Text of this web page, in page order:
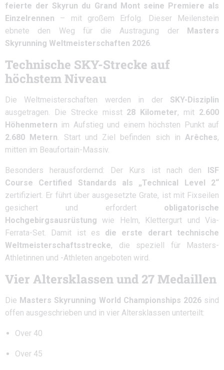
feierte der Skyrun du Grand Mont seine Premiere als
Einzelrennen – mit großem Erfolg. Dieser Meilenstein
ebnete den Weg für die Austragung der Masters
Skyrunning Weltmeisterschaften 2026.
Technische SKY-Strecke auf
höchstem Niveau
Die Weltmeisterschaften werden in der SKY-Disziplin
ausgetragen. Die Strecke misst 28 Kilometer, mit 2.600
Höhenmetern im Aufstieg und einem höchsten Punkt auf
2.680 Metern. Start und Ziel befinden sich in Arêches,
mitten im Beaufortain-Massiv.
Besonders herausfordernd: Der Kurs ist nach den ISF
Course Certified Standards als „Technical Level 2“
zertifiziert. Er führt über ausgesetzte Grate, ist mit Fixseilen
gesichert und erfordert obligatorische
Hochgebirgsausrüstung wie Helm, Klettergurt und Via-
Ferrata-Set. Damit ist es die erste derart technische
Weltmeisterschaftsstrecke, die speziell für Masters-
Athletinnen und -Athleten angeboten wird.
Vier Altersklassen und 27 Medaillen
Die Masters Skyrunning World Championships 2026sind
offen ausgeschrieben und in vier Altersklassen unterteilt:
Over 40
Over 45